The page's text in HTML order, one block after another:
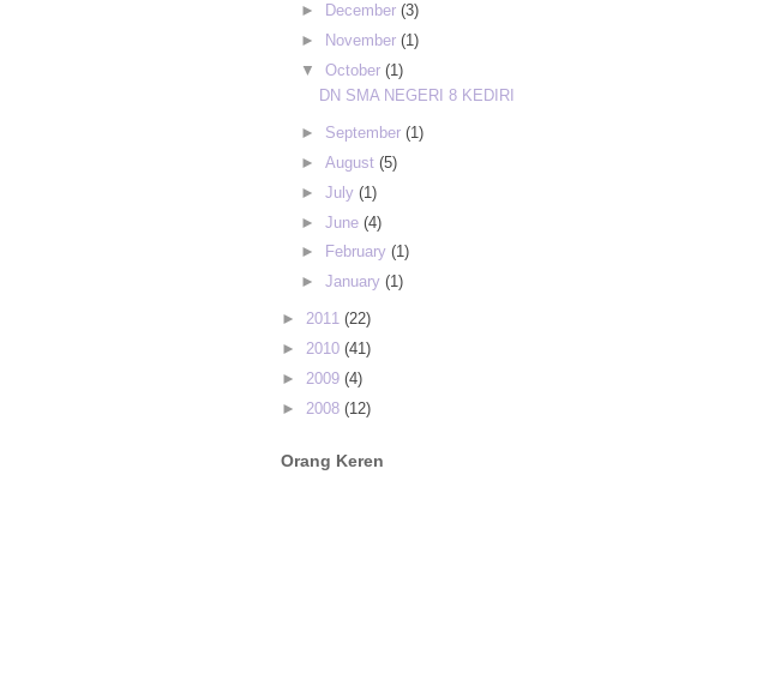
►
December (3)
►
November (1)
▼ October (1)
DN SMA NEGERI 8 KEDIRI
► September (1)
► August (5)
► July (1)
► June (4)
►
February (1)
► January (1)
► 2011 (22)
► 2010 (41)
► 2009 (4)
► 2008 (12)
Orang Keren